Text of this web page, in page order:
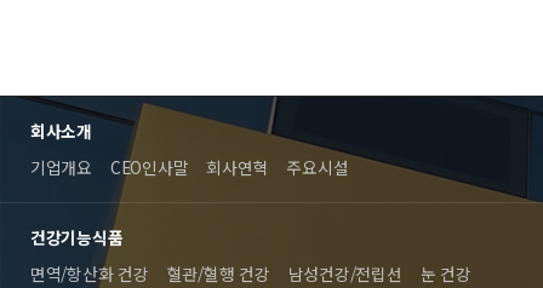
회사소개
기업개요
CEO인사말 회사연혁 주요시설
건강기능식품
면역/항산화 건강
혈관/혈행 건강 남성건강/전립선
눈 건강